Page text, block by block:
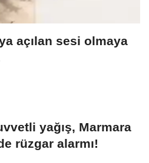
açılan sesi olmaya
yağış, Marmara
rüzgar alarmı!